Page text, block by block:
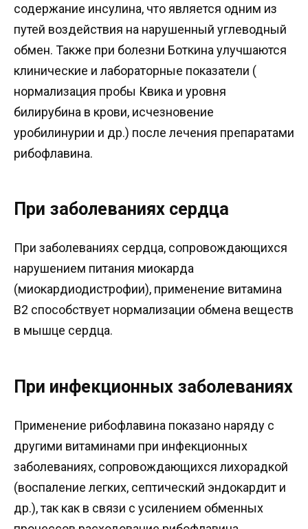
содержание инсулина, что является одним из
путей воздействия на нарушенный углеводный
обмен. Также при болезни Боткина улучшаются
клинические и лабораторные показатели (
нормализация пробы Квика и уровня
билирубина в крови, исчезновение
уробилинурии и др.) после лечения препаратами
рибофлавина.
При заболеваниях сердца
При заболеваниях сердца, сопровождающихся
нарушением питания миокарда
(миокардиодистрофии), применение витамина
В2 способствует нормализации обмена веществ
в мышце сердца.
При инфекционных заболеваниях
Применение рибофлавина показано наряду с
другими витаминами при инфекционных
заболеваниях, сопровождающихся лихорадкой
(воспаление легких, септический эндокардит и
др.), так как в связи с усилением обменных